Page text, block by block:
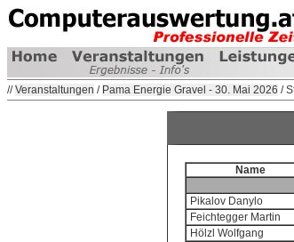
//Veranstaltungen / Pama Energie Gravel - 30. Mai 2026 /
Name
Pikalov Danylo
Feichtegger Martin
Hölzl Wolfgang